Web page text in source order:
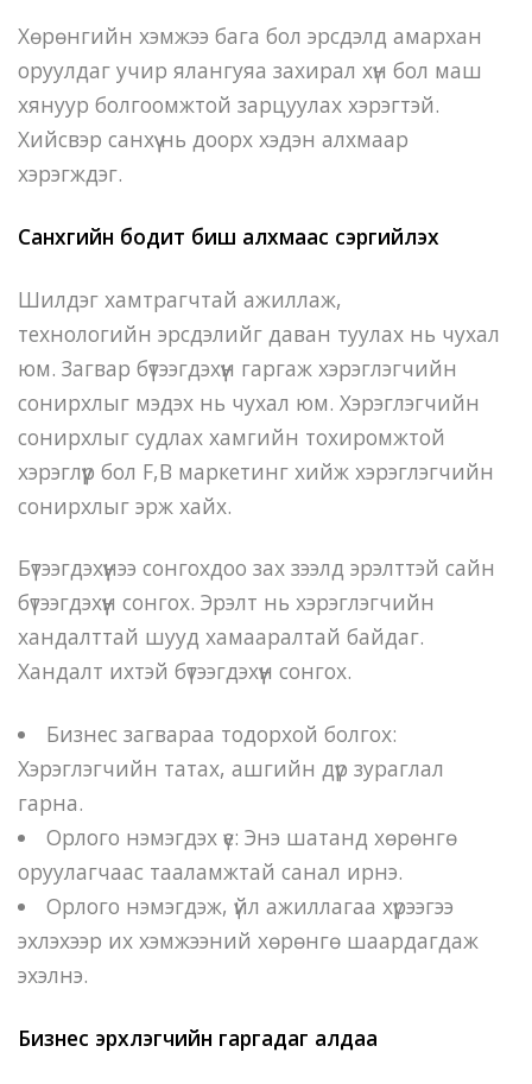
Хөрөнгийн хэмжээ бага бол эрсдэлд амархан
оруулдаг учир ялангуяа захирал хүн бол маш
хянуур болгоомжтой зарцуулах хэрэгтэй.
Хийсвэр санхүү нь доорх хэдэн алхмаар
хэрэгждэг.
Санхүүгийн бодит биш алхмаас сэргийлэх
Шилдэг хамтрагчтай ажиллаж,
технологийн эрсдэлийг даван туулах нь чухал
юм. Загвар бүтээгдэхүүн гаргаж хэрэглэгчийн
сонирхлыг мэдэх нь чухал юм. Хэрэглэгчийн
сонирхлыг судлах хамгийн тохиромжтой
хэрэглүүр бол F,B маркетинг хийж хэрэглэгчийн
сонирхлыг эрж хайх.
Бүтээгдэхүүнээ сонгохдоо зах зээлд эрэлттэй сайн
бүтээгдэхүүн сонгох. Эрэлт нь хэрэглэгчийн
хандалттай шууд хамааралтай байдаг.
Хандалт ихтэй бүтээгдэхүүн сонгох.
Бизнес загвараа тодорхой болгох:
Хэрэглэгчийн татах, ашгийн дүр зураглал
гарна.
Орлого нэмэгдэх үе: Энэ шатанд хөрөнгө
оруулагчаас тааламжтай санал ирнэ.
Орлого нэмэгдэж, үйл ажиллагаа хүрээгээ
эхлэхээр их хэмжээний хөрөнгө шаардагдаж
эхэлнэ.
Бизнес эрхлэгчийн гаргадаг алдаа